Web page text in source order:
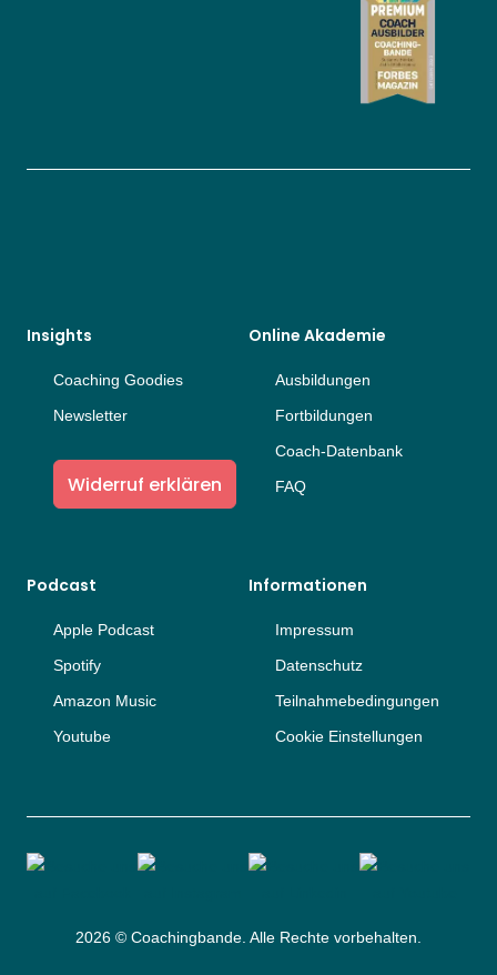
Insights
Coaching Goodies
Newsletter
Widerruf erklären
Online Akademie
Ausbildungen
Fortbildungen
Coach-Datenbank
FAQ
Podcast
Apple Podcast
Spotify
Amazon Music
Youtube
Informationen
Impressum
Datenschutz
Teilnahmebedingungen
Cookie Einstellungen
2026 © Coachingbande. Alle Rechte vorbehalten.